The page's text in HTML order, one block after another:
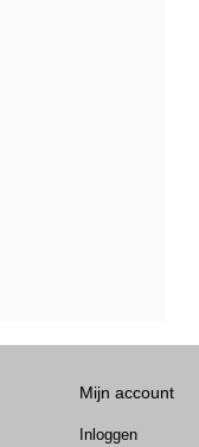
Mijn account
Inloggen